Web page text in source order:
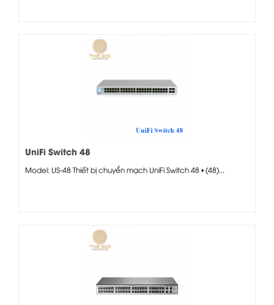
UniFi Switch 48
Model: US-48 Thiết bị chuyển mạch UniFi Switch 48 • (48)...